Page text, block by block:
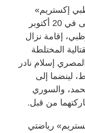
إكستريم»
«ADXC»، التي تنطلق نسختها الأولى في 20 أكتوبر
إقامة نزال
المختلطة
إسلام نادر
لينضما إلى
والسوري
من قبل.
رياضتي